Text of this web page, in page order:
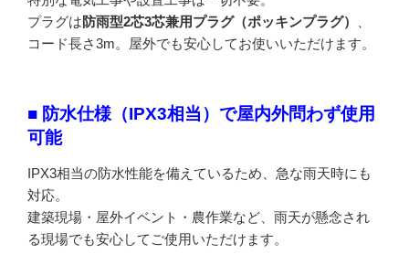
プラグは防雨型2芯3芯兼用プラグ（ポッキンプラグ）
、
コード長さ3m。屋外でも安心してお使いいただけます。
■ 防水仕様（IPX3相当）で屋内外問わず使用
可能
IPX3相当の防水性能を備えているため、急な雨天時にも
対応。
建築現場・屋外イベント・農作業など、雨天が懸念され
る現場でも安心してご使用いただけます。